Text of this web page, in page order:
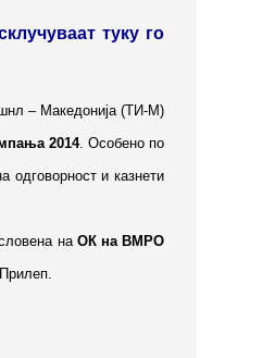
туку го
– Македонија (ТИ-М)
2014. Осoбeно по
одговорност и казнети
на ОК на ВМРО